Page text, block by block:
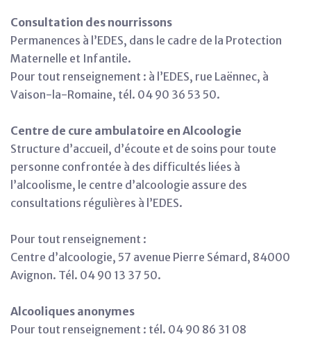
Consultation des nourrissons
Permanences à l’EDES, dans le cadre de la Protection
Maternelle et Infantile.
Pour tout renseignement : à l’EDES, rue Laënnec, à
Vaison-la-Romaine, tél. 04 90 36 53 50.
Centre de cure ambulatoire en Alcoologie
Structure d’accueil, d’écoute et de soins pour toute
personne confrontée à des difficultés liées à
l’alcoolisme, le centre d’alcoologie assure des
consultations régulières à l’EDES.
Pour tout renseignement :
Centre d’alcoologie, 57 avenue Pierre Sémard, 84000
Avignon. Tél. 04 90 13 37 50.
Alcooliques anonymes
Pour tout renseignement : tél. 04 90 86 31 08